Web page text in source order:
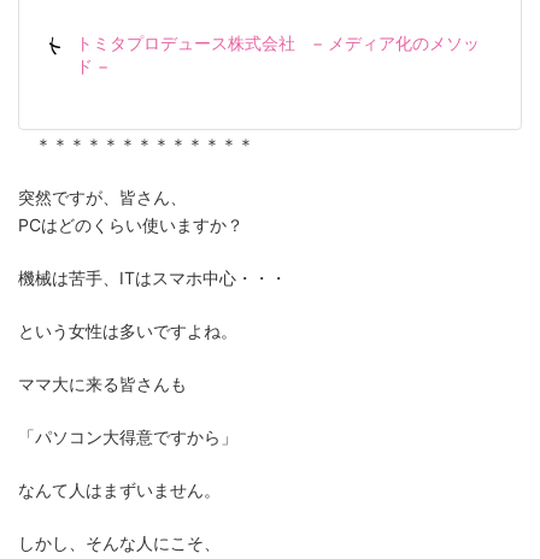
トミタプロデュース株式会社 − メディア化のメソッ
ド −
＊＊＊＊＊＊＊＊＊＊＊＊＊
突然ですが、皆さん、
PCはどのくらい使いますか？
機械は苦手、ITはスマホ中心・・・
という女性は多いですよね。
ママ大に来る皆さんも
「パソコン大得意ですから」
なんて人はまずいません。
しかし、そんな人にこそ、